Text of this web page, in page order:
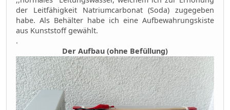
der Leitfähigkeit Natriumcarbonat (Soda) zugegeben
habe. Als Behälter habe ich eine Aufbewahrungskiste
aus Kunststoff gewählt.
.
Der Aufbau (ohne Befüllung)